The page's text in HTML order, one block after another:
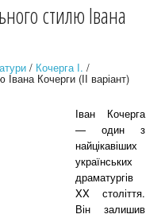
стилю Івана
/ Кочерга І. /
Кочерги (ІІ варіант)
Іван Кочерга
— один з
найцікавіших
українських
драматургів
XX століття.
Він залишив